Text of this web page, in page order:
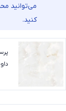
می‌توانید
کنید.